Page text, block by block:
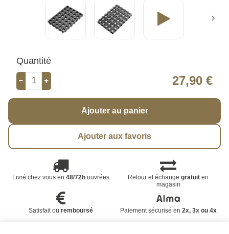
Quantité
27,90 €
Ajouter au panier
Ajouter aux favoris
Livré chez vous en 48/72houvrées Retour et échangegratuit en
magasin
Satisfait ou remboursé Paiement sécurisé en 2x, 3x ou 4x